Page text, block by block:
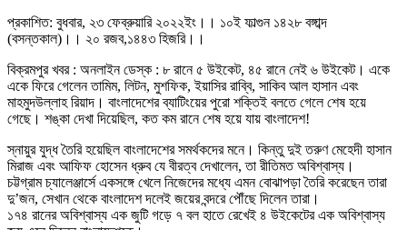
প্রকাশিত: বুধবার, ২৩ ফেব্রুয়ারি ২০২২ইং।। ১০ই ফাল্গুন ১৪২৮ বঙ্গাব্দ
(বসন্তকাল)।। ২০ রজব,১৪৪৩ হিজরি।।
বিক্রমপুর খবর : অনলাইন ডেস্ক : ৮ রানে ৫ উইকেট, ৪৫ রানে নেই ৬ উইকেট। একে
একে ফিরে গেলেন তামিম, লিটন, মুশফিক, ইয়াসির রাব্বি, সাকিব আল হাসান এবং
মাহমুদউল্লাহ রিয়াদ। বাংলাদেশের ব্যাটিংয়ের পুরো শক্তিই বলতে গেলে শেষ হয়ে
গেছে। শঙ্কা দেখা দিয়েছিল, কত কম রানে শেষ হয়ে যায় বাংলাদেশ!
স্নায়ুর যুদ্ধ তৈরি হয়েছিল বাংলাদেশের সমর্থকদের মনে। কিন্তু দুই তরুণ মেহেদী হাসান
মিরাজ এবং আফিফ হোসেন ধ্রুব যে বীরত্ব দেখালেন, তা রীতিমত অবিশ্বাস্য।
চট্টগ্রাম চ্যালেঞ্জার্সে একসঙ্গে খেলে নিজেদের মধ্যে এমন বোঝাপড়া তৈরি করেছেন তারা
দু’জন, সেখান থেকে বাংলাদেশ দলেই জয়ের বন্দরে পৌঁছে দিলেন তারা।
১৭৪ রানের অবিশ্বাস্য এক জুটি গড়ে ৭ বল হাতে রেখেই ৪ উইকেটের এক অবিশ্বাস্য